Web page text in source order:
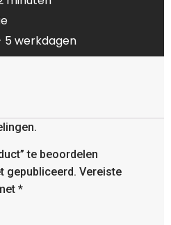
5 werkdagen
te beoordelen
gepubliceerd. Vereiste
*